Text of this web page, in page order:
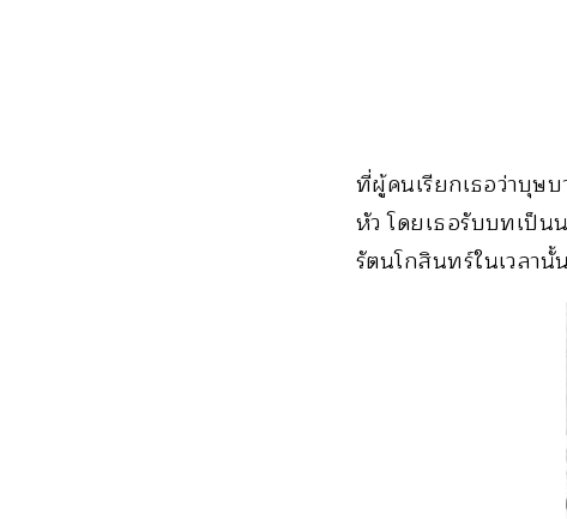
ที่ผู้คนเรียกเธอว่าบุษ
หัว โดยเธอรับบทเป็น
รัตนโกสินทร์ในเวลานั้น